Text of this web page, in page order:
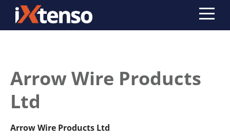
Arrow Wire Products
Ltd
Arrow Wire Products Ltd